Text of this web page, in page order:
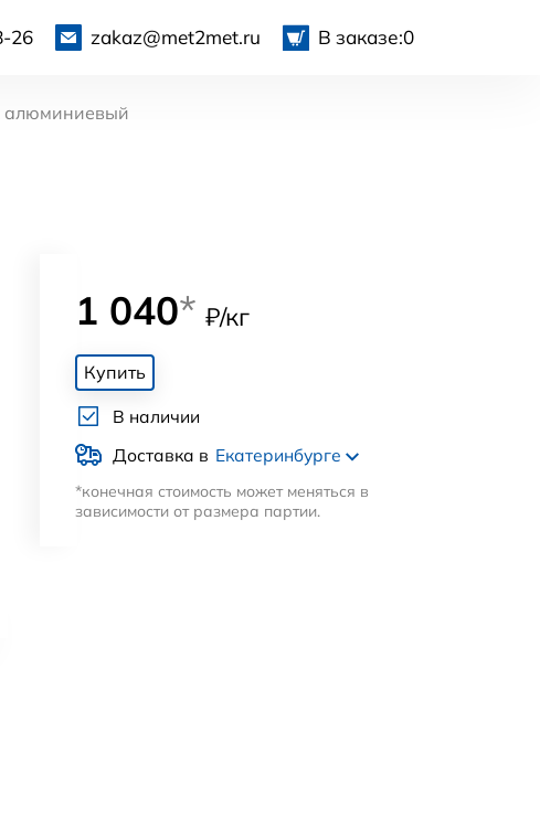
26 zakaz@met2met.ru В заказе:0
алюминиевый
1 040* ₽/кг
Купить
В наличии
Доставка в Екатеринбурге
*конечная стоимость может меняться в
зависимости от размера партии.